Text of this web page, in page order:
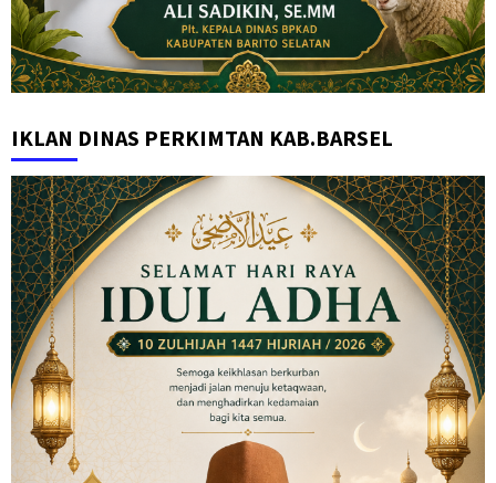
IKLAN DINAS PERKIMTAN KAB.BARSEL